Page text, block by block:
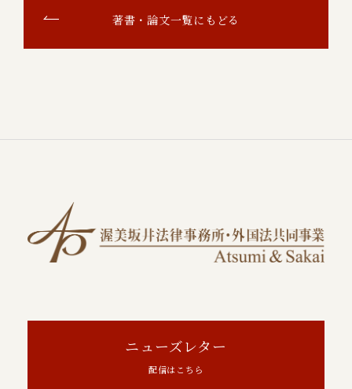
著書・論文一覧にもどる
ニューズレター
配信はこちら